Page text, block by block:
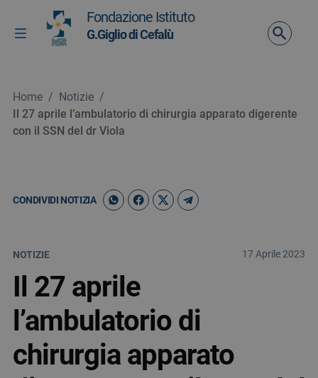
Vai ai contenuti
Vai al menu di navigazione
Vai al footer
Attiva / disattiva la navigazione
Fondazione Istituto
G.Giglio di Cefalù
Home / Notizie /
Il 27 aprile l’ambulatorio di chirurgia apparato digerente
con il SSN del dr Viola
CONDIVIDI NOTIZIA
NOTIZIE 17 Aprile 2023
Il 27 aprile
l’ambulatorio di
chirurgia apparato